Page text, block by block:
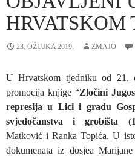
HRVATSKOM
23. OŽUJKA 2019. ZMAJO
U Hrvatskom tjedniku od 21.
promocija knjige “Zločini
represija u Lici i gradu
svjedočanstva i grobišta
Matković i Ranka Topića. U
dokumenata iz dosjea